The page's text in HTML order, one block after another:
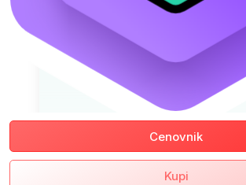
Cenovnik
Kupi